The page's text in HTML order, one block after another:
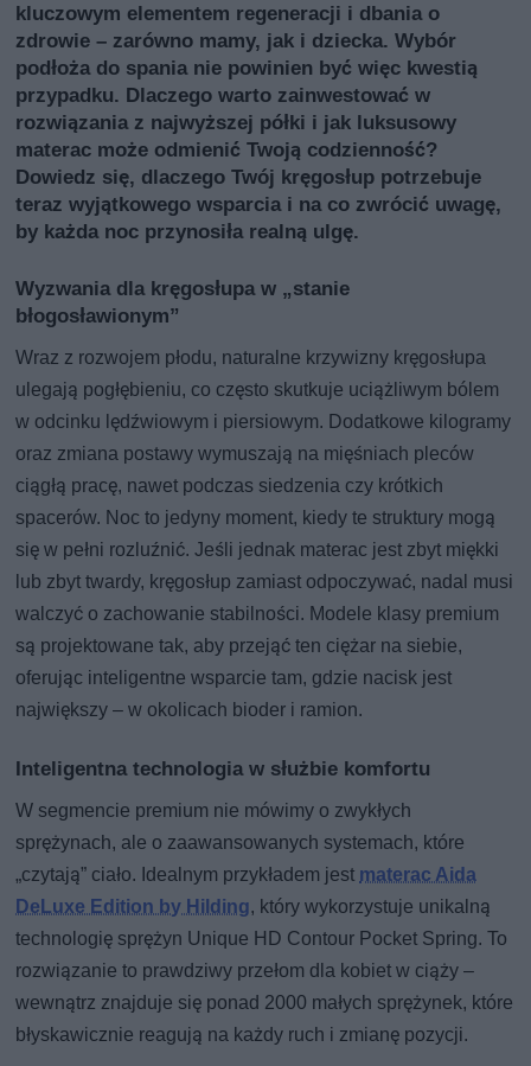
kluczowym elementem regeneracji i dbania o
zdrowie – zarówno mamy, jak i dziecka. Wybór
podłoża do spania nie powinien być więc kwestią
przypadku. Dlaczego warto zainwestować w
rozwiązania z najwyższej półki i jak luksusowy
materac może odmienić Twoją codzienność?
Dowiedz się, dlaczego Twój kręgosłup potrzebuje
teraz wyjątkowego wsparcia i na co zwrócić uwagę,
by każda noc przynosiła realną ulgę.
Wyzwania dla kręgosłupa w „stanie
błogosławionym”
Wraz z rozwojem płodu, naturalne krzywizny kręgosłupa
ulegają pogłębieniu, co często skutkuje uciążliwym bólem
w odcinku lędźwiowym i piersiowym. Dodatkowe kilogramy
oraz zmiana postawy wymuszają na mięśniach pleców
ciągłą pracę, nawet podczas siedzenia czy krótkich
spacerów. Noc to jedyny moment, kiedy te struktury mogą
się w pełni rozluźnić. Jeśli jednak materac jest zbyt miękki
lub zbyt twardy, kręgosłup zamiast odpoczywać, nadal musi
walczyć o zachowanie stabilności. Modele klasy premium
są projektowane tak, aby przejąć ten ciężar na siebie,
oferując inteligentne wsparcie tam, gdzie nacisk jest
największy – w okolicach bioder i ramion.
Inteligentna technologia w służbie komfortu
W segmencie premium nie mówimy o zwykłych
sprężynach, ale o zaawansowanych systemach, które
„czytają” ciało. Idealnym przykładem jest materac Aida
DeLuxe Edition by Hilding, który wykorzystuje unikalną
technologię sprężyn Unique HD Contour Pocket Spring. To
rozwiązanie to prawdziwy przełom dla kobiet w ciąży –
wewnątrz znajduje się ponad 2000 małych sprężynek, które
błyskawicznie reagują na każdy ruch i zmianę pozycji.